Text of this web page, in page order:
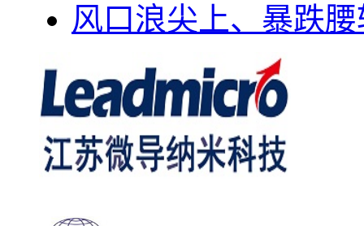
风口浪尖上、暴跌